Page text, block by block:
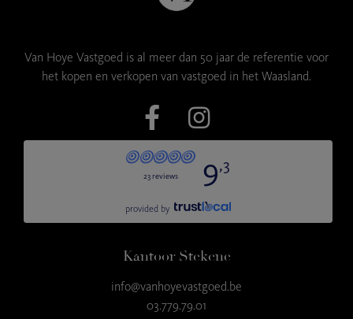
Van Hoye Vastgoed is al meer dan 50 jaar de referentie voor
het kopen en verkopen van vastgoed in het Waasland.
Kantoor Stekene
info@vanhoyevastgoed.be
03.779.79.01